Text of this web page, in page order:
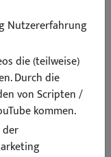
€ 35,95 €
inkl. Mwstzzgl. Versand
binnen 1-2 Arbeitstagen
Art.-Nr. : 214528
Nutzererfahrung
die (teilweise)
Durch die
von Scripten /
kommen.
der